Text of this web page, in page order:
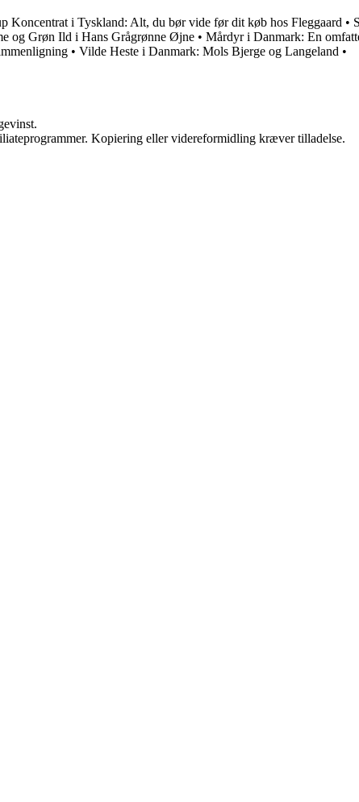
Koncentrat i Tyskland: Alt, du bør vide før dit køb hos Fleggaard •
og Grøn Ild i Hans Grågrønne Øjne • Mårdyr i Danmark: En
• Vilde Heste i Danmark: Mols Bjerge og Langeland •
Kopiering eller videreformidling kræver tilladelse.